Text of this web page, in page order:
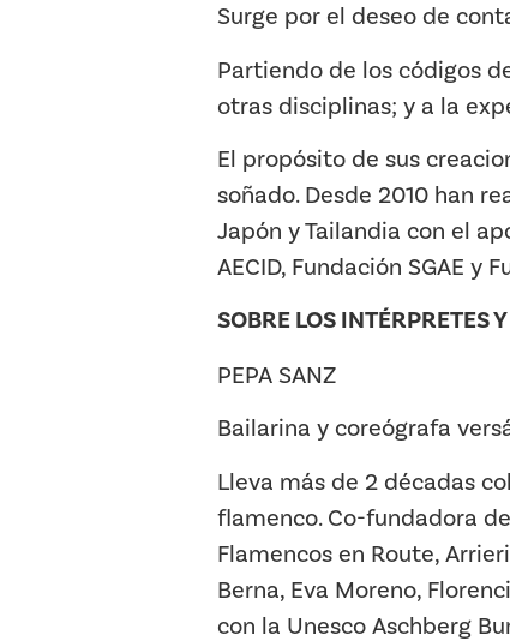
Surge por el deseo de
Partiendo de los códigos
otras disciplinas; y a la
El propósito de sus
soñado. Desde 2010 han
Japón y Tailandia con el
AECID, Fundación SGAE y
SOBRE LOS INTÉRPRETES
PEPA SANZ
Bailarina y coreógrafa
Lleva más de 2 décadas
flamenco. Co-fundadora
Flamencos en Route,
Berna, Eva Moreno,
con la Unesco Aschberg